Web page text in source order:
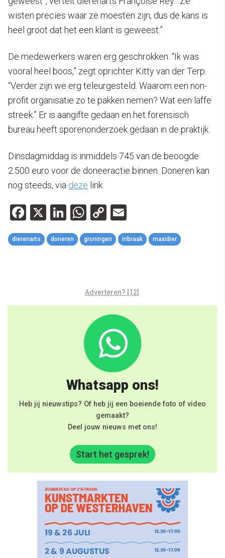
wisten precies waar ze moesten zijn, dus de kans is
heel groot dat het een klant is geweest.”
De medewerkers waren erg geschrokken. “Ik was
vooral heel boos,” zegt oprichter Kitty van der Terp.
“Verder zijn we erg teleurgesteld. Waarom een non-
profit organisatie zo te pakken nemen? Wat een laffe
streek.” Er is aangifte gedaan en het forensisch
bureau heeft sporenonderzoek gedaan in de praktijk.
Dinsdagmiddag is inmiddels 745 van de beoogde
2.500 euro voor de doneeractie binnen. Doneren kan
nog steeds, via deze link.
Facebook
X LinkedIn
WhatsApp
Copy
Link
dierenarts doneren groningen inbraak maxidier
Adverteren? [12]
Whatsapp ons!
Heb jij nieuwstips? Of heb jij een boeiende foto of video
gemaakt?
Deel jouw nieuws met ons!
Start het gesprek!